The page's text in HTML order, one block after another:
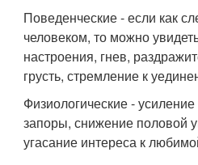
Поведенческие - если как
человеком, то можно
настроения, гнев,
грусть, стремление к
Физиологические -
запоры, снижение половой
угасание интереса к